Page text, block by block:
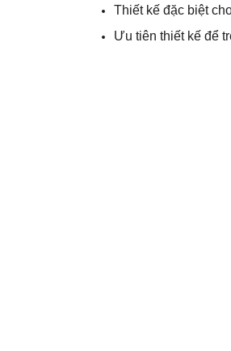
Thiết kế đặc biệt
Ưu tiên thiết kế để